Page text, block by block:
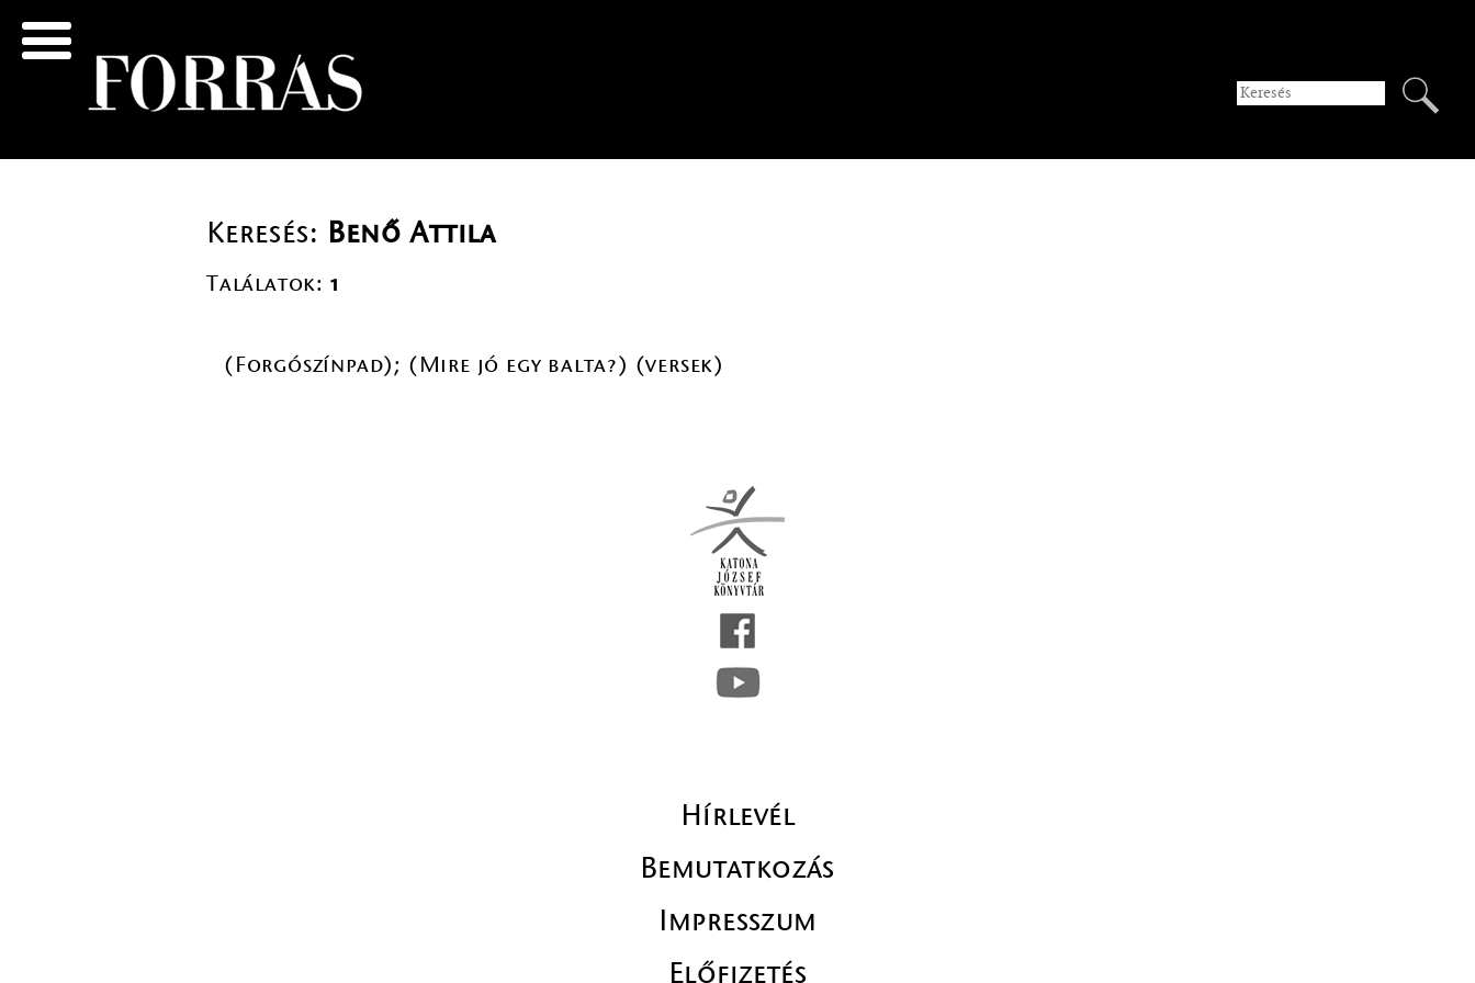
Keresés: Benő Attila
Találatok: 1
(Forgószínpad); (Mire jó egy balta?) (versek)
Hírlevél
Bemutatkozás
Impresszum
Előfizetés